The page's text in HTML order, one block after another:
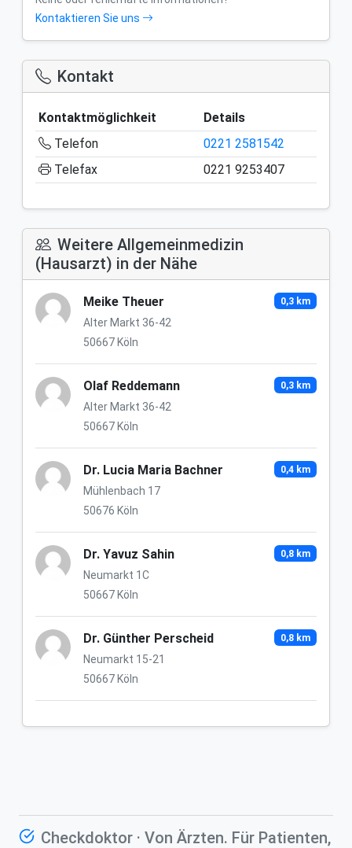
Kontaktieren Sie uns
Kontakt
Kontaktmöglichkeit
Details
Telefon
0221 2581542
Telefax
0221 9253407
Weitere Allgemeinmedizin
(Hausarzt) in der Nähe
Meike Theuer
Alter Markt 36-42
50667 Köln
0,3 km
Olaf Reddemann
Alter Markt 36-42
50667 Köln
0,3 km
Dr. Lucia Maria Bachner
Mühlenbach 17
50676 Köln
0,4 km
Dr. Yavuz Sahin
Neumarkt 1C
50667 Köln
0,8 km
Dr. Günther Perscheid
Neumarkt 15-21
50667 Köln
0,8 km
Checkdoktor · Von Ärzten. Für Patienten,